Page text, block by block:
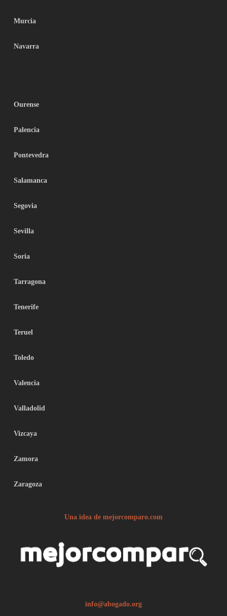
Murcia
Navarra
Ourense
Palencia
Pontevedra
Salamanca
Segovia
Sevilla
Soria
Tarragona
Tenerife
Teruel
Toledo
Valencia
Valladolid
Vizcaya
Zamora
Zaragoza
Una idea de mejorcomparo.com
info@abogado.org